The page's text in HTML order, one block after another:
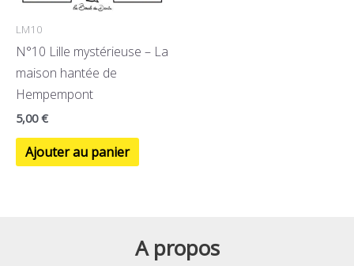
LM10
N°10 Lille mystérieuse – La
maison hantée de
Hempempont
5,00€
Ajouter au panier
A propos